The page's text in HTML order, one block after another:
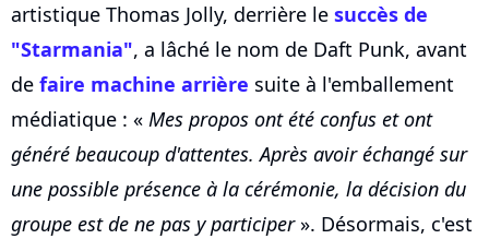
artistique Thomas Jolly, derrière le succès de
"Starmania", a lâché le nom de Daft Punk, avant
de faire machine arrière suite à l'emballement
médiatique : « Mes propos ont été confus et ont
généré beaucoup d'attentes. Après avoir échangé sur
une possible présence à la cérémonie, la décision du
groupe est de ne pas y participer». Désormais, c'est